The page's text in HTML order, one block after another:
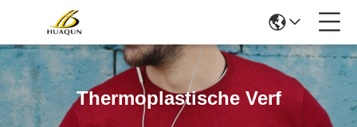
Thermoplastische Verf